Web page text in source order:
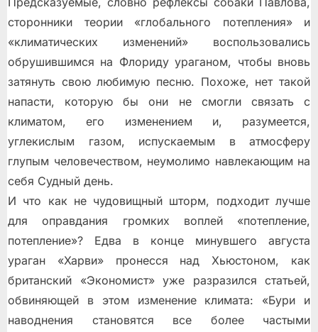
сторонники теории «глобального потепления» и
«климатических изменений» воспользовались
обрушившимся на Флориду ураганом, чтобы вновь
затянуть свою любимую песню. Похоже, нет такой
напасти, которую бы они не смогли связать с
климатом, его изменением и, разумеется,
углекислым газом, испускаемым в атмосферу
глупым человечеством, неумолимо навлекающим на
себя Судный день.
И что как не чудовищный шторм, подходит лучше
для оправдания громких воплей «потепление,
потепление»? Едва в конце минувшего августа
ураган «Харви» пронесся над Хьюстоном, как
британский «Экономист» уже разразился статьей,
обвиняющей в этом изменение климата: «Бури и
наводнения становятся все более частыми